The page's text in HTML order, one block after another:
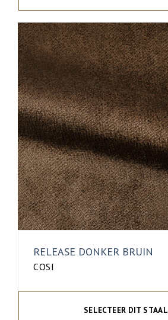
RELEASE DONKER BRUIN
COSI
SELECTEER DIT STAAL